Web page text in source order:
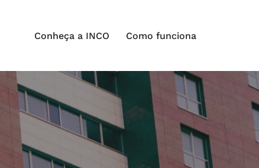
Conheça a INCO Como funciona